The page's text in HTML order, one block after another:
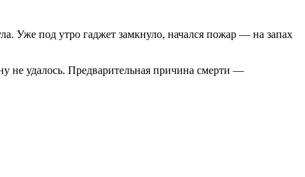
Уже под утро гаджет замкнуло, начался пожар — на запах
не удалось. Предварительная причина смерти —